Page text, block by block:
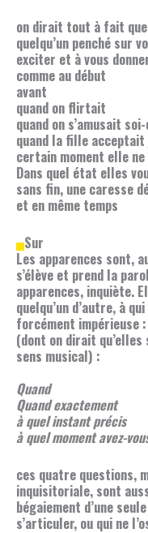
on dirait tout à fait que
quelqu’un penché sur
exciter et à vous
comme au début
avant
quand on flirtait
quand on s’amusait
quand la fille acceptait
certain moment elle
Dans quel état elles
sans fin, une caresse
et en même temps
Sur
Les apparences sont,
s’élève et prend la
apparences, inquiète.
quelqu’un d’autre, à
forcément impérieuse
(dont on dirait
sens musical) :
Quand
Quand exactement
à quel instant précis
à quel moment avez-
ces quatre questions,
inquisitoriale, sont
bégaiement d’une
s’articuler, ou qui ne